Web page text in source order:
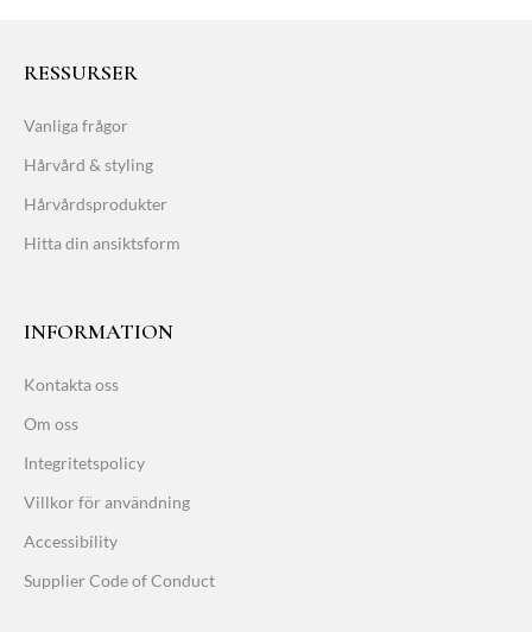
RESSURSER
Vanliga frågor
Hårvård & styling
Hårvårdsprodukter
Hitta din ansiktsform
INFORMATION
Kontakta oss
Om oss
Integritetspolicy
Villkor för användning
Accessibility
Supplier Code of Conduct